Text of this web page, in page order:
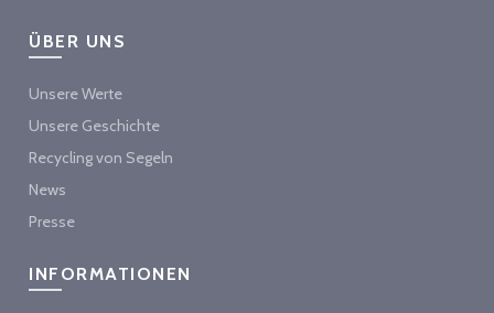
ÜBER UNS
Unsere Werte
Unsere Geschichte
Recycling von Segeln
News
Presse
INFORMATIONEN